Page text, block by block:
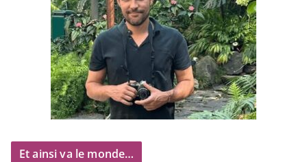
Et ainsi va le monde…